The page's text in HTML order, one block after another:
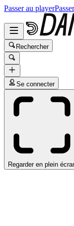
Passer au player
Rechercher
Se connecter
Regarder en plein